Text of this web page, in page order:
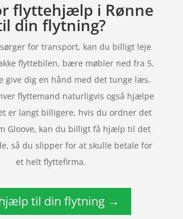
flyttehjælp i Rønne
din flytning?
for transport, kan du billigt leje
flyttebilen, bære møbler ned fra 5.
give dig en hånd med det tunge læs.
flyttemand naturligvis også hjælpe
er langt billigere, hvis du ordner det
Gloove, kan du billigt få hjælp til det
så du slipper for at skulle betale for
et helt flyttefirma.
til din flytning →